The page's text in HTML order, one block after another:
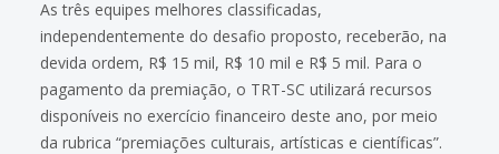
As três equipes melhores classificadas,
independentemente do desafio proposto, receberão, na
devida ordem, R$ 15 mil, R$ 10 mil e R$ 5 mil. Para o
pagamento da premiação, o TRT-SC utilizará recursos
disponíveis no exercício financeiro deste ano, por meio
da rubrica “premiações culturais, artísticas e científicas”.